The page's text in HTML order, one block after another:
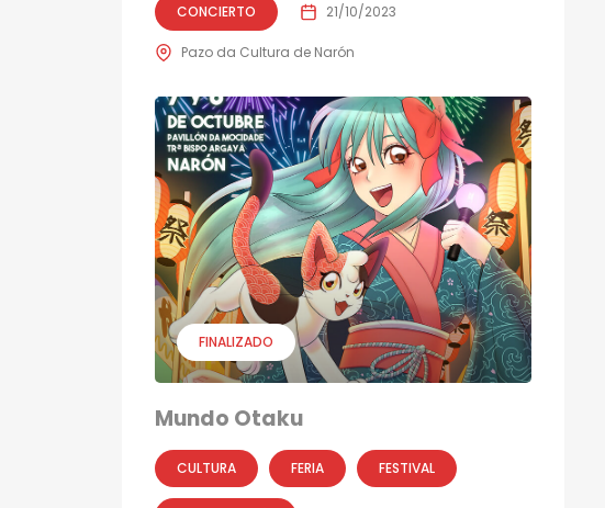
CONCIERTO 21/10/2023
Pazo da Cultura de Narón
FINALIZADO
Mundo Otaku
CULTURA FERIA FESTIVAL